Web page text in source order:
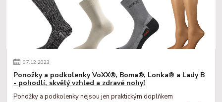
07.12.2023
Ponožky a podkolenky VoXX®, Boma®, Lonka® a Lady B
- pohodlí, skvělý vzhled a zdravé nohy!
Ponožky a podkolenky nejsou jen praktickým doplňkem